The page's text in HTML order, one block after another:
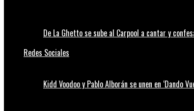
De La Ghetto se sube al Carpool a cantar y
Redes Sociales
Kidd Voodoo y Pablo Alborán se unen en ‘Dando